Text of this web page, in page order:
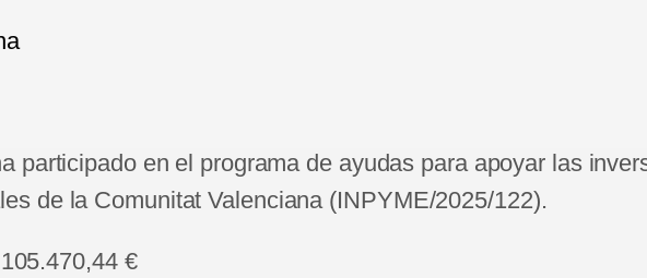
participado en el programa de ayudas para apoyar las
de la Comunitat Valenciana (INPYME/2025/122).
105.470,44 €